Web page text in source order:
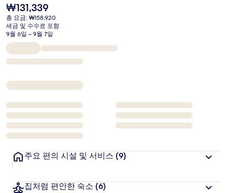
현
재
가
격
은
₩131,339
₩131,339
총 요금: ₩158,920
세금 및 수수료 포함
9월 6일 ~ 9월 7일
주요 편의 시설 및 서비스 (9)
집처럼 편안한 숙소 (6)